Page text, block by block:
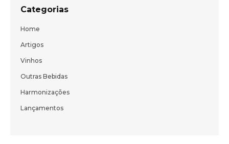
Categorias
Home
Artigos
Vinhos
Outras Bebidas
Harmonizações
Lançamentos